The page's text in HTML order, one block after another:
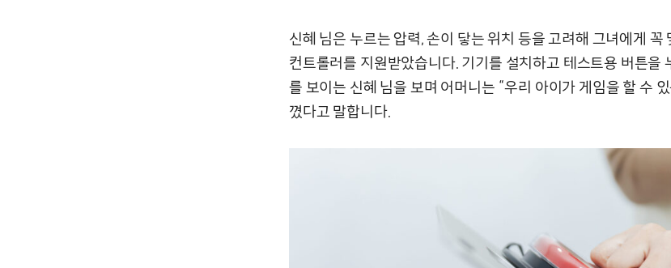
신혜 님은 누르는 압력, 손이 닿는 위치 등을 고려해 그녀에게 꼭
컨트롤러를 지원받았습니다. 기기를 설치하고 테스트용 버튼을
를 보이는 신혜 님을 보며 어머니는 “우리 아이가 게임을 할 수
꼈다고 말합니다.